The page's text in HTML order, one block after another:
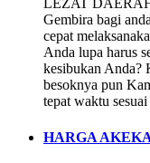
LEZAT
Gembira bagi
cepat
Anda lupa harus
kesibukan Anda?
besoknya pun
tepat waktu
HARGA